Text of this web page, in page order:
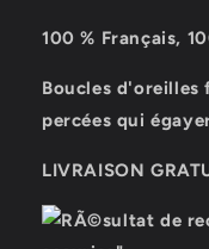
100 % Français,
Boucles d'oreilles
percées qui
LIVRAISON